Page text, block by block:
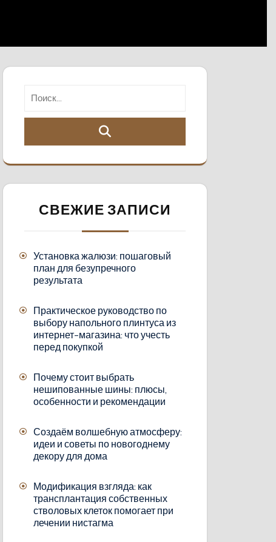
СВЕЖИЕ ЗАПИСИ
Установка жалюзи: пошаговый
план для безупречного
результата
Практическое руководство по
выбору напольного плинтуса из
интернет-магазина: что учесть
перед покупкой
Почему стоит выбрать
нешипованные шины: плюсы,
особенности и рекомендации
Создаём волшебную атмосферу:
идеи и советы по новогоднему
декору для дома
Модификация взгляда: как
трансплантация собственных
стволовых клеток помогает при
лечении нистагма